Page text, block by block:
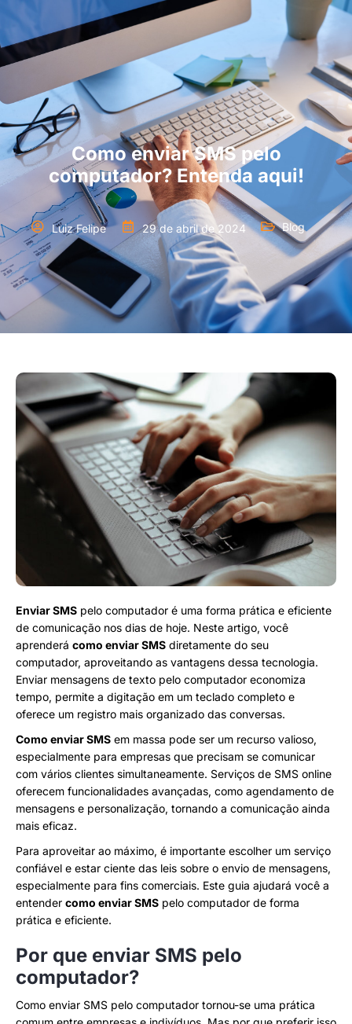
Como enviar SMS pelo
computador? Entenda aqui!
Luiz Felipe 29 de abril de 2024 Blog
Enviar SMS pelo computador é uma forma prática e eficiente
de comunicação nos dias de hoje. Neste artigo, você
aprenderá como enviar SMS diretamente do seu
computador, aproveitando as vantagens dessa tecnologia.
Enviar mensagens de texto pelo computador economiza
tempo, permite a digitação em um teclado completo e
oferece um registro mais organizado das conversas.
Como enviar SMS em massa pode ser um recurso valioso,
especialmente para empresas que precisam se comunicar
com vários clientes simultaneamente. Serviços de SMS online
oferecem funcionalidades avançadas, como agendamento de
mensagens e personalização, tornando a comunicação ainda
mais eficaz.
Para aproveitar ao máximo, é importante escolher um serviço
confiável e estar ciente das leis sobre o envio de mensagens,
especialmente para fins comerciais. Este guia ajudará você a
entender como enviar SMS pelo computador de forma
prática e eficiente.
Por que enviar SMS pelo
computador?
Como enviar SMS pelo computador tornou-se uma prática